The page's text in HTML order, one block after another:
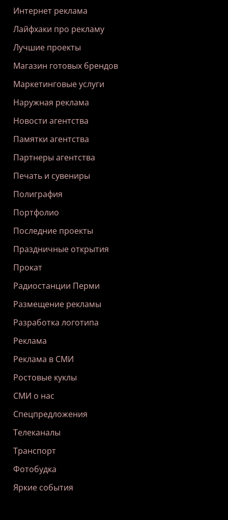
Интернет реклама
Лайфхаки про рекламу
Лучшие проекты
Магазин готовых брендов
Маркетинговые услуги
Наружная реклама
Новости агентства
Памятки агентства
Партнеры агентства
Печать и сувениры
Полиграфия
Портфолио
Последние проекты
Праздничные открытия
Прокат
Радиостанции Перми
Размещение рекламы
Разработка логотипа
Реклама
Реклама в СМИ
Ростовые куклы
СМИ о нас
Спецпредложения
Телеканалы
Транспорт
Фотобудка
Яркие события